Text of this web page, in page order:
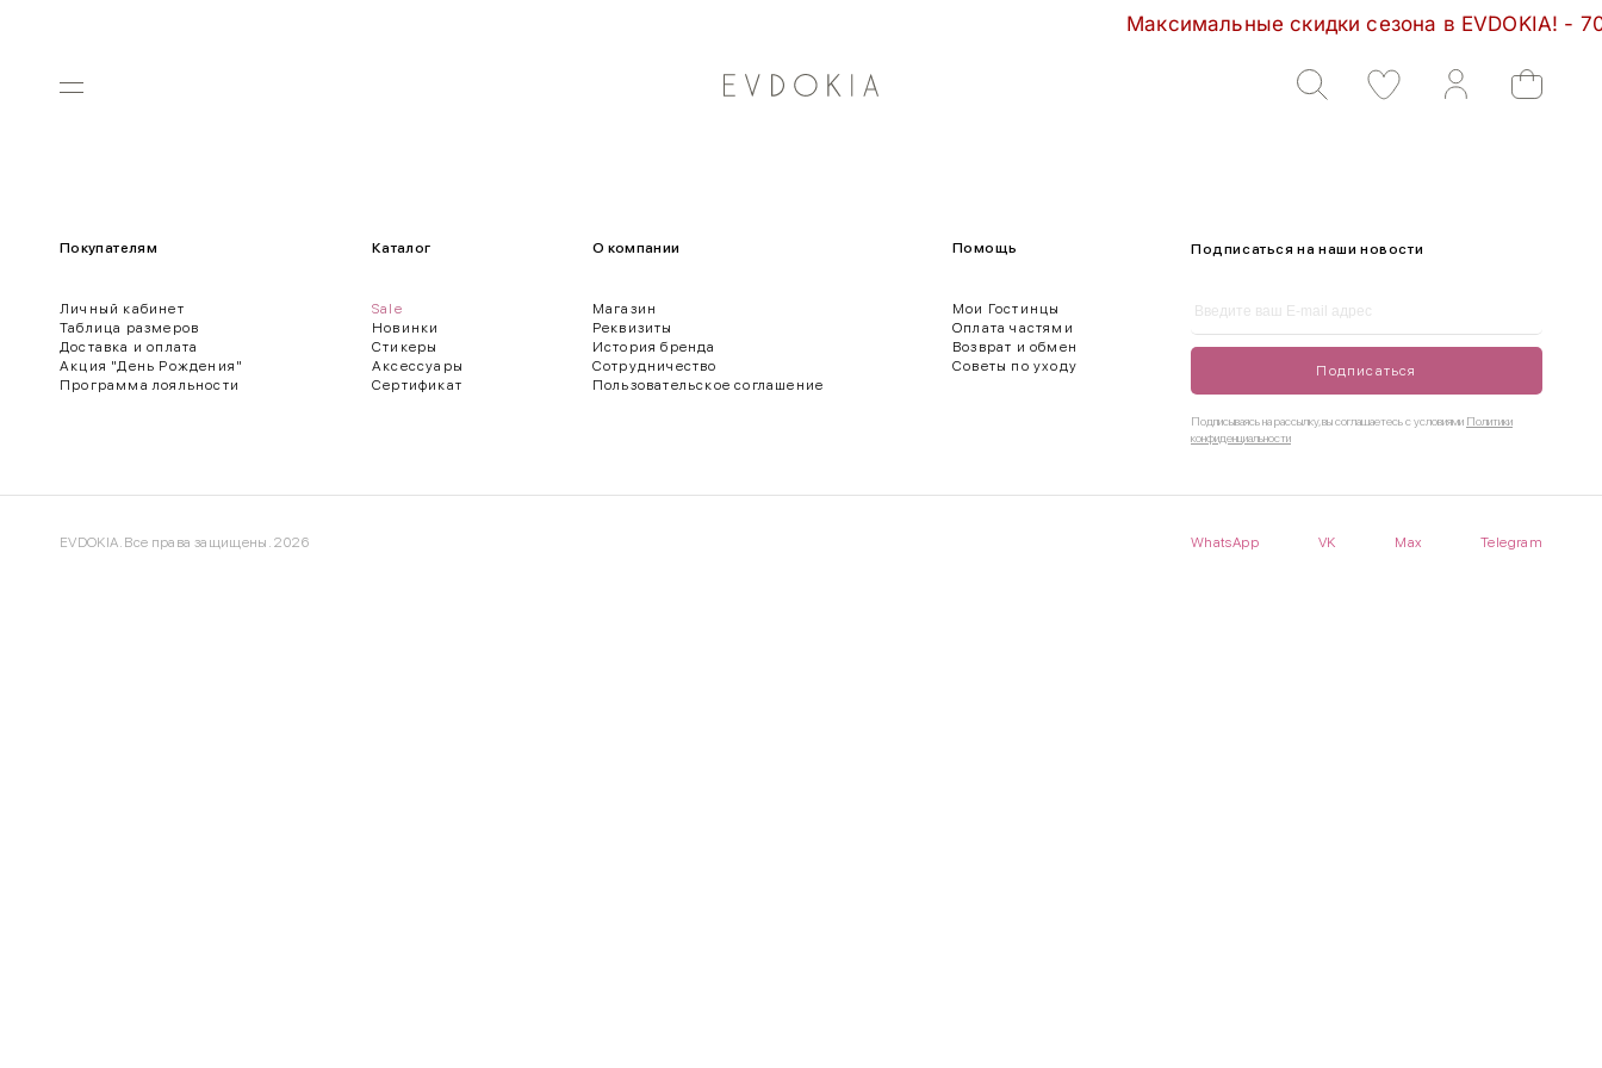
Максимальные скидки сезона в EVDOKIA! -
Покупателям
Личный кабинет
Таблица размеров
Доставка и оплата
Акция "День Рождения"
Программа лояльности
Каталог
Sale
Новинки
Стикеры
Аксессуары
Сертификат
О компании
Магазин
Реквизиты
История бренда
Сотрудничество
Пользовательское соглашение
Помощь
Мои Гостинцы
Оплата частями
Возврат и обмен
Советы по уходу
Подписаться на наши новости
Подписаться
Подписываясь на рассылку, вы соглашаетесь с условиями Политики
конфиденциальности
EVDOKIA. Все права защищены. 2026 WhatsApp VK Max Telegram